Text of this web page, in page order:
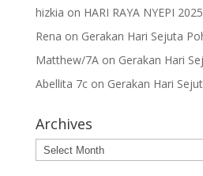
hizkia on HARI RAYA NYEPI 2025
Rena on Gerakan Hari Sejuta
Matthew/7Aon Gerakan Hari
Abellita 7con Gerakan Hari
Archives
Archives